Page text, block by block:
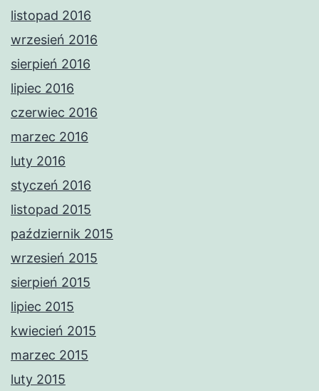
listopad 2016
wrzesień 2016
sierpień 2016
lipiec 2016
czerwiec 2016
marzec 2016
luty 2016
styczeń 2016
listopad 2015
październik 2015
wrzesień 2015
sierpień 2015
lipiec 2015
kwiecień 2015
marzec 2015
luty 2015